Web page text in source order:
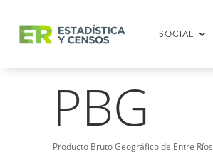
SOCIAL
PBG
Producto Bruto Geográfico de Entre Ríos